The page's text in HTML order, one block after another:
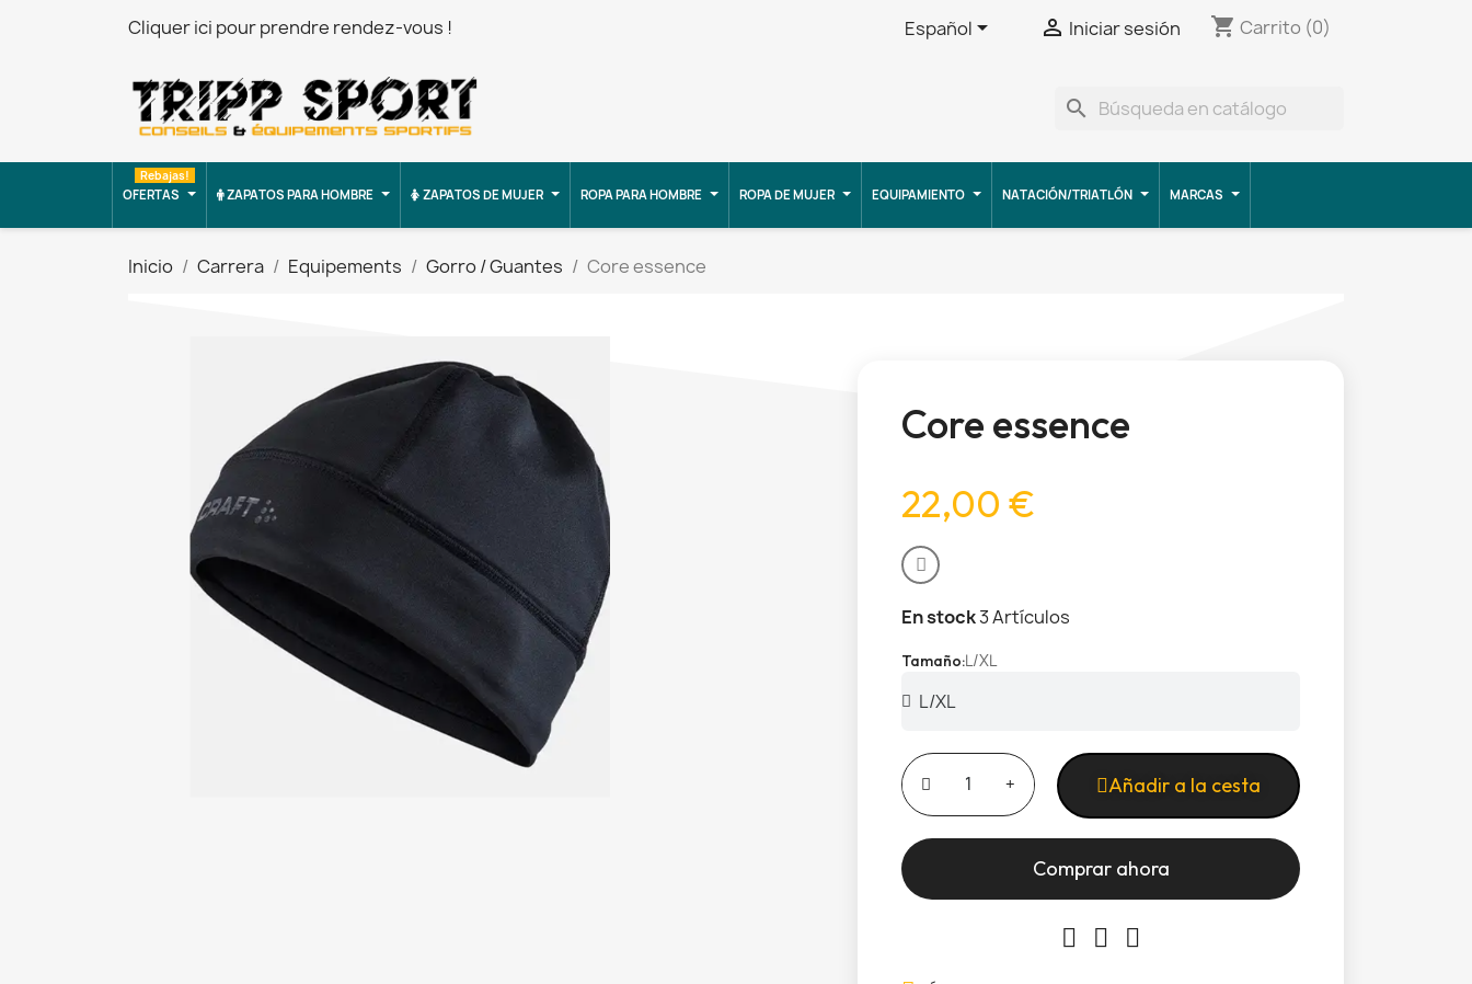
Cliquer ici pour prendre rendez-vous ! Español  Iniciar sesión shopping_cart Carrito (0)
search
OFERTAS
Rebajas!
ZAPATOS PARA HOMBRE ZAPATOS DE MUJER ROPA PARA HOMBRE ROPA DE MUJER EQUIPAMIENTO NATACIÓN/TRIATLÓN MARCAS
Inicio Carrera Equipements Gorro / Guantes Core essence
Core essence
22,00 €
En stock3 Artículos
Tamaño L/XL
Añadir a la cesta
Comprar ahora